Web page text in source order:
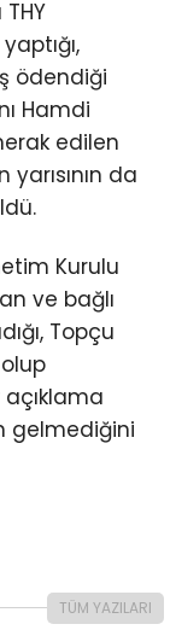
ödendiği
Hamdi
edilen
yarısının da
Kurulu
ve bağlı
Topçu
olup
gelmediğini
TÜM YAZILARI